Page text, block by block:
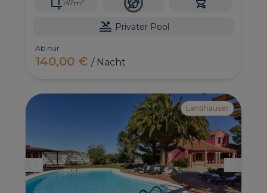
147m
Privater Pool
Ab nur
140,00 €/ Nacht
Landhäuser